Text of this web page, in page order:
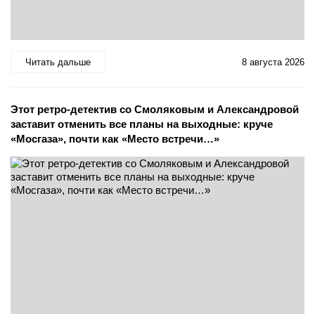
Читать дальше 8 августа 2026
Этот ретро-детектив со Смоляковым и Александровой
заставит отменить все планы на выходные: круче
«Мосгаза», почти как «Место встречи…»